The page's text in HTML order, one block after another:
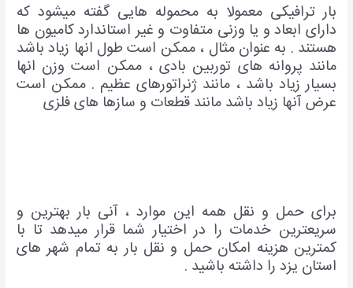
بار ترافیکی معمولا به محموله هایی گفته میشود که
دارای ابعاد و یا وزنی متفاوت و غیر استاندارد کامیون ها
هستند . به عنوان مثال ، ممکن است طول انها زیاد باشد
مانند پروانه های توربین بادی ، ممکن است وزن انها
بسیار زیاد باشد ، مانند ژنراتورهای عظیم . ممکن است
عرض آنها زیاد باشد مانند قطعات و سازها های فلزی
برای حمل و نقل همه این موارد ، آنی بار بهترین و
سریعترین خدمات را در اختیار شما قرار میدهد تا با
کمترین هزینه امکان حمل و نقل بار به تمام شهر های
استان یزد را داشته باشید .